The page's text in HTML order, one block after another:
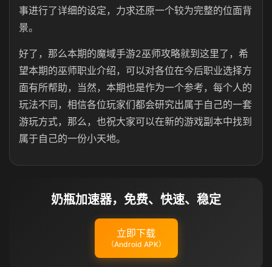
事进行了详细的设定，力求还原一个较为完整的位面背
景。
好了，那么本期的魔域手游2巫师攻略就到这里了，希
望本期的巫师职业介绍，可以对各位在今后职业选择方
面有所帮助，当然，本期也是作为一个参考，每个人的
玩法不同，相信各位玩家们都会研究出属于自己的一套
游玩方式，那么，也祝大家可以在新的游戏副本中找到
属于自己的一份小天地。
奶瓶加速器，免费、快速、稳定
立即下载
（Android APK）